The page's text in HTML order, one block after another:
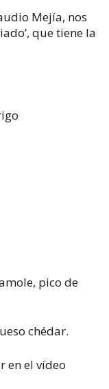
Mejía, nos
que tiene la
pico de
chédar.
en el vídeo